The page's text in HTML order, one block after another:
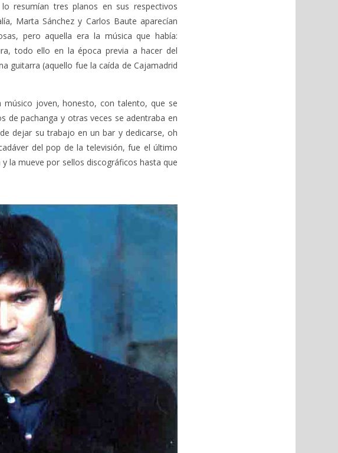
resumían tres planos en sus respectivos
Marta Sánchez y Carlos Baute aparecían
pero aquella era la música que había:
todo ello en la época previa a hacer del
guitarra (aquello fue la caída de Cajamadrid
joven, honesto, con talento, que se
de pachanga y otras veces se adentraba en
dejar su trabajo en un bar y dedicarse, oh
del pop de la televisión, fue el último
la mueve por sellos discográficos hasta que